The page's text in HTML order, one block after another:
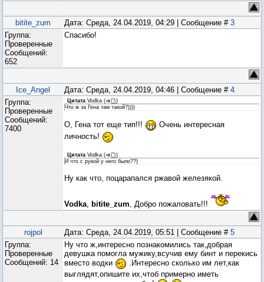
bitite_zum Дата: Среда, 24.04.2019, 04:29 | Сообщение # 3
Группа:
Проверенные
Сообщений:
652
Спасибо!
Ice_Angel Дата: Среда, 24.04.2019, 04:46 | Сообщение # 4
Группа:
Проверенные
Сообщений:
7400
Цитата Vodka (
)
Что ж за Гена там такой?))))
О, Гена тот еще тип!!!
Очень интересная
личность!
Цитата Vodka (
)
И что с рукой у него было??)
Ну как что, поцарапался ржавой железякой.
Vodka, bitite_zum, Добро пожаловать!!!
rojpol Дата: Среда, 24.04.2019, 05:51 | Сообщение # 5
Группа:
Проверенные
Сообщений: 14
Ну что ж,интересно познакомились так,добрая
девушка помогла мужику,всучив ему бинт и перекись
вместо водки
.Интересно сколько им лет,как
выглядят,опишите их,чтоб примерно иметь